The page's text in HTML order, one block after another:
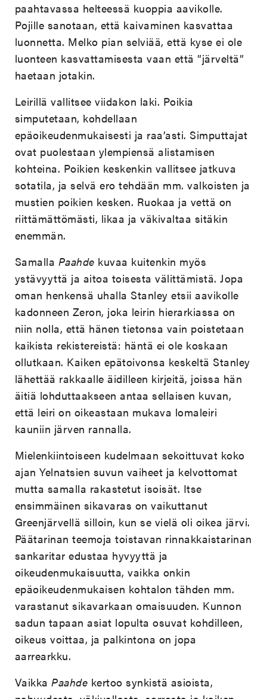
paahtavassa helteessä kuoppia aavikolle.
Pojille sanotaan, että kaivaminen kasvattaa
luonnetta. Melko pian selviää, että kyse ei ole
luonteen kasvattamisesta vaan että ”järveltä”
haetaan jotakin.
Leirillä vallitsee viidakon laki. Poikia
simputetaan, kohdellaan
epäoikeudenmukaisesti ja raa’asti. Simputtajat
ovat puolestaan ylempiensä alistamisen
kohteina. Poikien keskenkin vallitsee jatkuva
sotatila, ja selvä ero tehdään mm. valkoisten ja
mustien poikien kesken. Ruokaa ja vettä on
riittämättömästi, likaa ja väkivaltaa sitäkin
enemmän.
Samalla Paahde kuvaa kuitenkin myös
ystävyyttä ja aitoa toisesta välittämistä. Jopa
oman henkensä uhalla Stanley etsii aavikolle
kadonneen Zeron, joka leirin hierarkiassa on
niin nolla, että hänen tietonsa vain poistetaan
kaikista rekistereistä: häntä ei ole koskaan
ollutkaan. Kaiken epätoivonsa keskeltä Stanley
lähettää rakkaalle äidilleen kirjeitä, joissa hän
äitiä lohduttaakseen antaa sellaisen kuvan,
että leiri on oikeastaan mukava lomaleiri
kauniin järven rannalla.
Mielenkiintoiseen kudelmaan sekoittuvat koko
ajan Yelnatsien suvun vaiheet ja kelvottomat
mutta samalla rakastetut isoisät. Itse
ensimmäinen sikavaras on vaikuttanut
Greenjärvellä silloin, kun se vielä oli oikea järvi.
Päätarinan teemoja toistavan rinnakkaistarinan
sankaritar edustaa hyvyyttä ja
oikeudenmukaisuutta, vaikka onkin
epäoikeudenmukaisen kohtalon tähden mm.
varastanut sikavarkaan omaisuuden. Kunnon
sadun tapaan asiat lopulta osuvat kohdilleen,
oikeus voittaa, ja palkintona on jopa
aarrearkku.
VaikkaPaahde kertoo synkistä asioista,